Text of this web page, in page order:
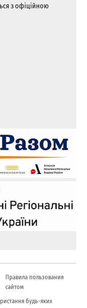
з офіційною
Правила пользования
сайтом
будь-яких